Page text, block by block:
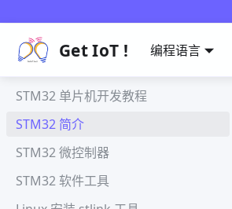
Get IoT ! 编程语言
STM32 单片机开发教程
STM32 简介
STM32 微控制器
STM32 软件工具